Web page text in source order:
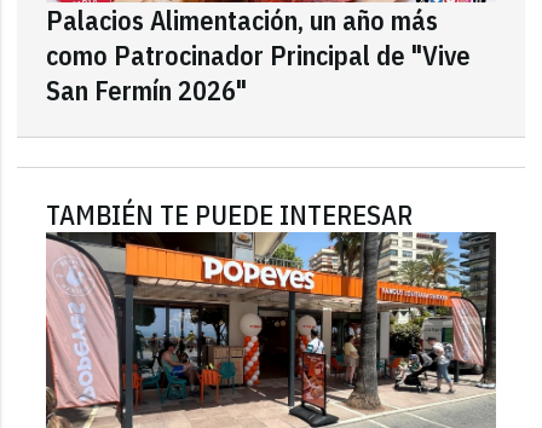
Palacios Alimentación, un año más
como Patrocinador Principal de "Vive
San Fermín 2026"
TAMBIÉN TE PUEDE INTERESAR